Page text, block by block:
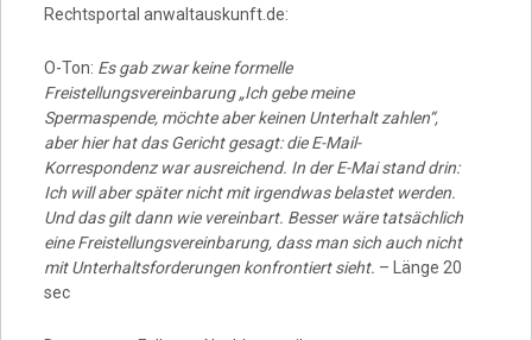
Rechtsportal anwaltauskunft.de:
O-Ton: Es gab zwar keine formelle
Freistellungsvereinbarung „Ich gebe meine
Spermaspende, möchte aber keinen Unterhalt zahlen“,
aber hier hat das Gericht gesagt: die E-Mail-
Korrespondenz war ausreichend. In der E-Mai stand drin:
Ich will aber später nicht mit irgendwas belastet werden.
Und das gilt dann wie vereinbart. Besser wäre tatsächlich
eine Freistellungsvereinbarung, dass man sich auch nicht
mit Unterhaltsforderungen konfrontiert sieht. – Länge 20
sec